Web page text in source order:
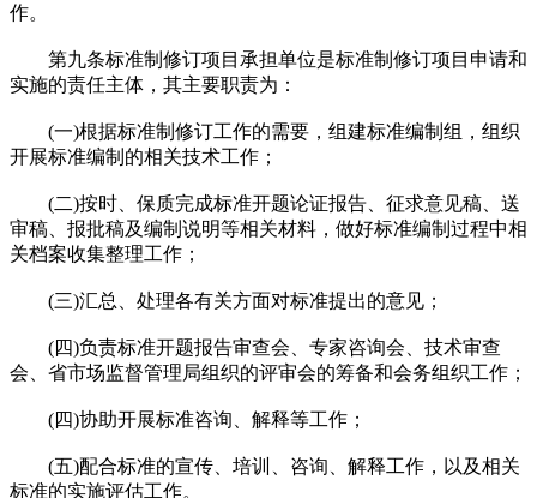
作。
第九条标准制修订项目承担单位是标准制修订项目申请和
实施的责任主体，其主要职责为：
(一)根据标准制修订工作的需要，组建标准编制组，组织
开展标准编制的相关技术工作；
(二)按时、保质完成标准开题论证报告、征求意见稿、送
审稿、报批稿及编制说明等相关材料，做好标准编制过程中相
关档案收集整理工作；
(三)汇总、处理各有关方面对标准提出的意见；
(四)负责标准开题报告审查会、专家咨询会、技术审查
会、省市场监督管理局组织的评审会的筹备和会务组织工作；
(四)协助开展标准咨询、解释等工作；
(五)配合标准的宣传、培训、咨询、解释工作，以及相关
标准的实施评估工作。